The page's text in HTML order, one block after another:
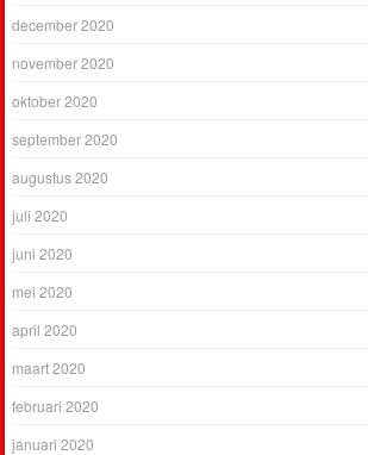
december 2020
november 2020
oktober 2020
september 2020
augustus 2020
juli 2020
juni 2020
mei 2020
april 2020
maart 2020
februari 2020
januari 2020